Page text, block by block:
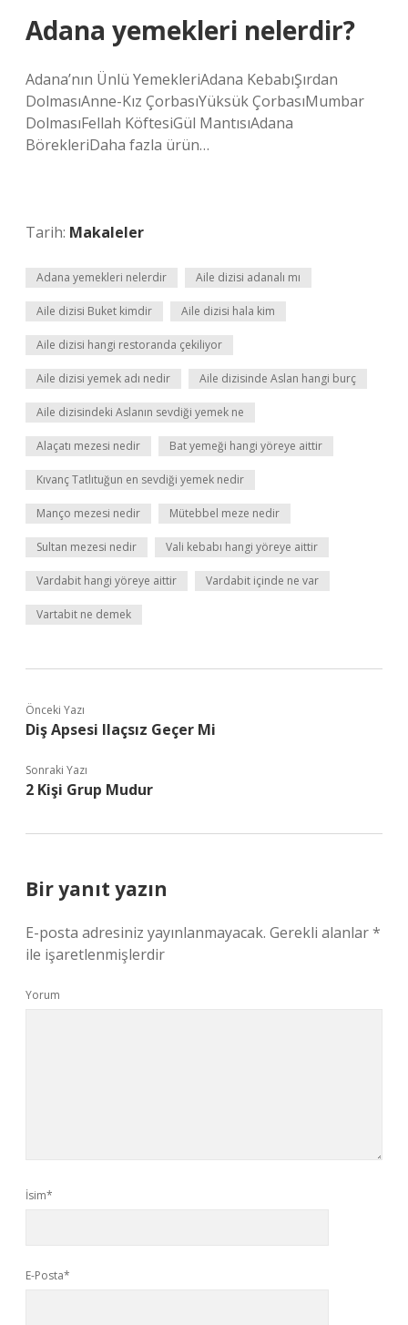
Adana yemekleri nelerdir?
Adana’nın Ünlü YemekleriAdana KebabıŞırdan
DolmasıAnne-Kız ÇorbasıYüksük ÇorbasıMumbar
DolmasıFellah KöftesiGül MantısıAdana
BörekleriDaha fazla ürün…
Tarih: Makaleler
Adana yemekleri nelerdir Aile dizisi adanalı mı
Aile dizisi Buket kimdir Aile dizisi hala kim
Aile dizisi hangi restoranda çekiliyor
Aile dizisi yemek adı nedir Aile dizisinde Aslan hangi burç
Aile dizisindeki Aslanın sevdiği yemek ne
Alaçatı mezesi nedir Bat yemeği hangi yöreye aittir
Kıvanç Tatlıtuğun en sevdiği yemek nedir
Manço mezesi nedir Mütebbel meze nedir
Sultan mezesi nedir Vali kebabı hangi yöreye aittir
Vardabit hangi yöreye aittir Vardabit içinde ne var
Vartabit ne demek
Önceki Yazı
Diş Apsesi Ilaçsız Geçer Mi
Sonraki Yazı
2 Kişi Grup Mudur
Bir yanıt yazın
E-posta adresiniz yayınlanmayacak. Gerekli alanlar*
ile işaretlenmişlerdir
Yorum
İsim*
E-Posta*